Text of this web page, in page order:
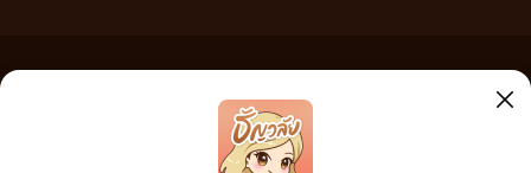
เว็บไซต์แห่งนี้ไม่ได้เห็นด้วยและไม่ขอรับผิดชอบต่อข้อความใดๆ ทั้งสิ้น ดังนั้นผู้อ่านทุกท่านโปรดใช้
วิจารณญาณในการกลั่นกรองด้วยตนเอง และหากท่านพบข้อความใดๆ ที่ขัดต่อกฎหมายและศีลธรรม
กรุณาแจ้งมาที่ tunwalai@ookbee.com เพื่อทีมงานจะได้ดำเนินการในทันที ทั้งนี้ ทางเว็บไซต์ขอสงวน